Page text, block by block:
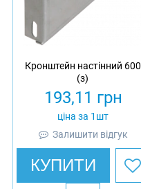
Кронштейн настінний 600
(з)
193,11 грн
ціна за 1шт
Залишити відгук
КУПИТИ